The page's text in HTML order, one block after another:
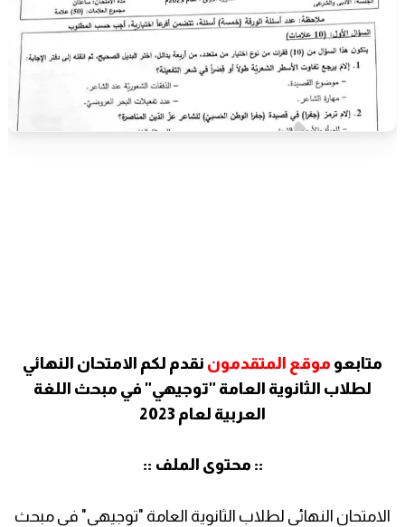
متابعو موقع المتقدمون نقدم لكم الامتحان النهائي
لطلاب الثانوية العامة "توجيهي" في مبحث اللغة
العربية لعام 2023
:: محتوى الملف ::
الامتحان النهائي لطلاب الثانوية العامة "توجيهي" في مبحث